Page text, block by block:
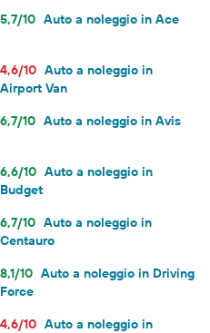
5,7/10 Auto a noleggio in Ace
4,6/10 Auto a noleggio in
Airport Van
6,7/10 Auto a noleggio in Avis
6,6/10 Auto a noleggio in
Budget
6,7/10 Auto a noleggio in
Centauro
8,1/10 Auto a noleggio in Driving
Force
4,6/10 Auto a noleggio in